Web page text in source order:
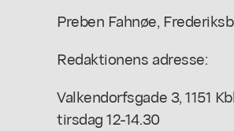
Preben Fahnøe,
Redaktionens adresse:
Valkendorfsgade 3, 1151
tirsdag 12-14.30